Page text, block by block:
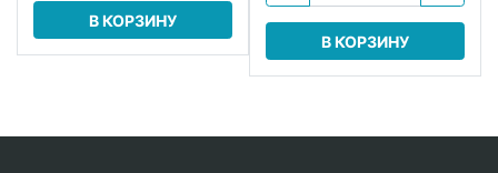
В КОРЗИНУ
В КОРЗИНУ